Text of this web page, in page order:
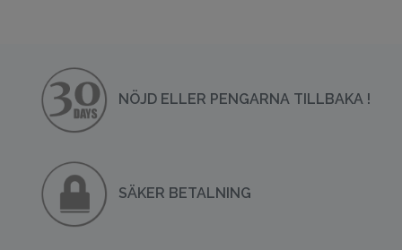
NÖJD ELLER PENGARNA TILLBAKA !
SÄKER BETALNING